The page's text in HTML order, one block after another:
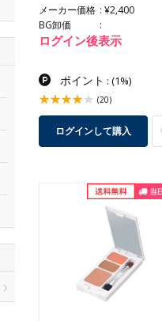
メーカー価格
¥2,400
BG卸価
ログイン後表示
ポイント : (1%)
(20)
ログインして購入